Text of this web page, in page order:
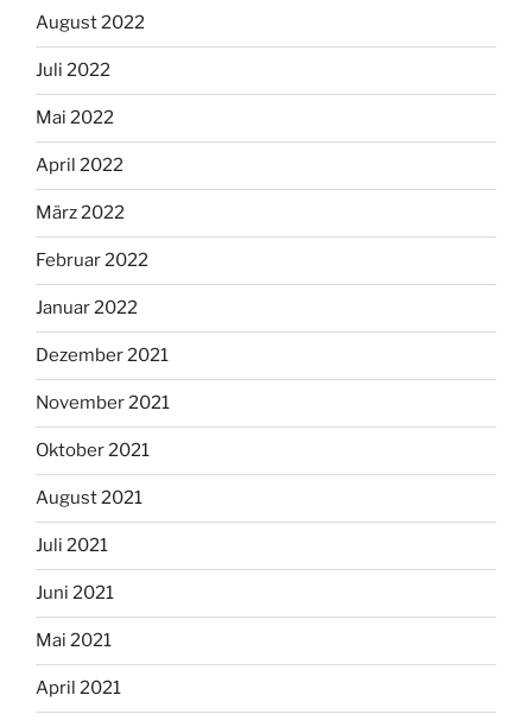
August 2022
Juli 2022
Mai 2022
April 2022
März 2022
Februar 2022
Januar 2022
Dezember 2021
November 2021
Oktober 2021
August 2021
Juli 2021
Juni 2021
Mai 2021
April 2021